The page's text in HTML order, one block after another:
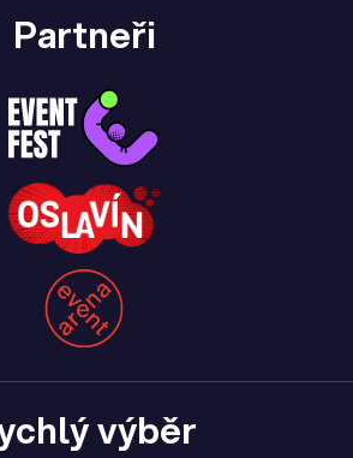
Partneři
výběr